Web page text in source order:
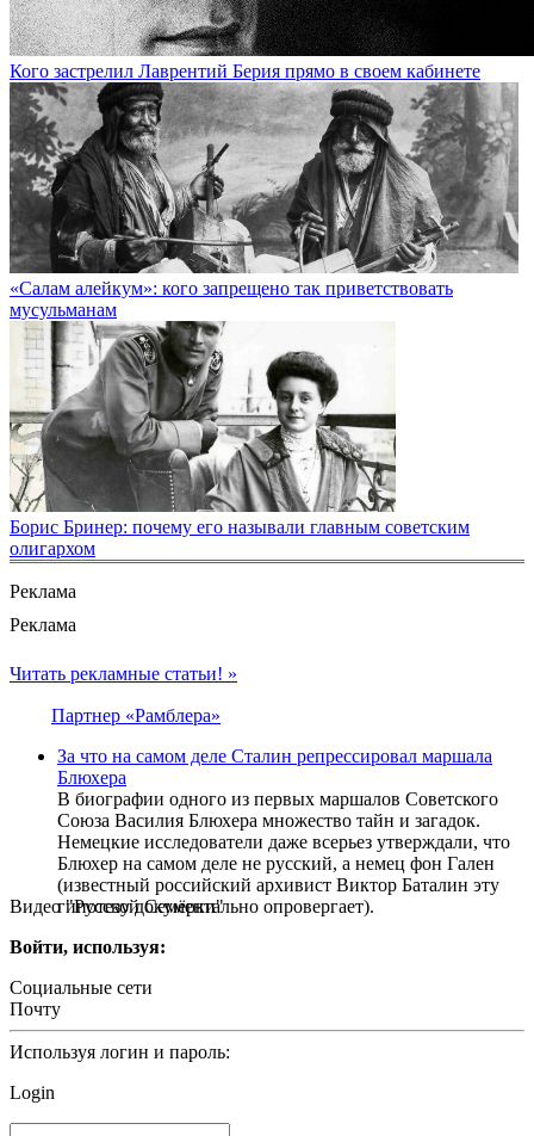
Кого застрелил Лаврентий Берия прямо в своем кабинете
«Салам алейкум»: кого запрещено так приветствовать
мусульманам
Борис Бринер: почему его называли главным советским
олигархом
Реклама
Реклама
Видео "Русской Семёрки"
Читать рекламные статьи! »
Партнер «Рамблера»
За что на самом деле Сталин репрессировал маршала
Блюхера
В биографии одного из первых маршалов Советского
Союза Василия Блюхера множество тайн и загадок.
Немецкие исследователи даже всерьез утверждали, что
Блюхер на самом деле не русский, а немец фон Гален
(известный российский архивист Виктор Баталин эту
гипотезу документально опровергает).
Войти, используя:
Социальные сети
Почту
Используя логин и пароль:
Login